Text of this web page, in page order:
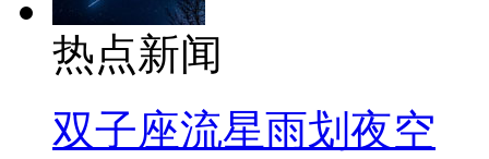
热点新闻
双子座流星雨划夜空